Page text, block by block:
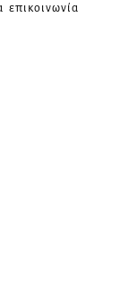
επικοινωνία